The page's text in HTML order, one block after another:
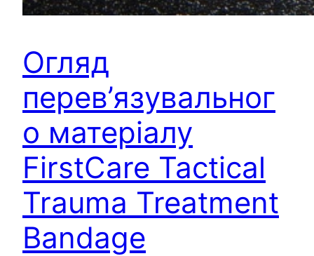
Огляд
перев’язувальног
о матеріалу
FirstCare Tactical
Trauma Treatment
Bandage